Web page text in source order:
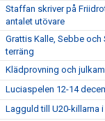
Staffan skriver på
antalet utövare
Grattis Kalle, Sebbe
terräng
Klädprovning och
Luciaspelen 12-14
Lagguld till U20-killarna